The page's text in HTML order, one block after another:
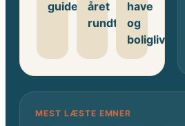
guides
året
rundt
have
og
boligliv
MEST LÆSTE EMNER